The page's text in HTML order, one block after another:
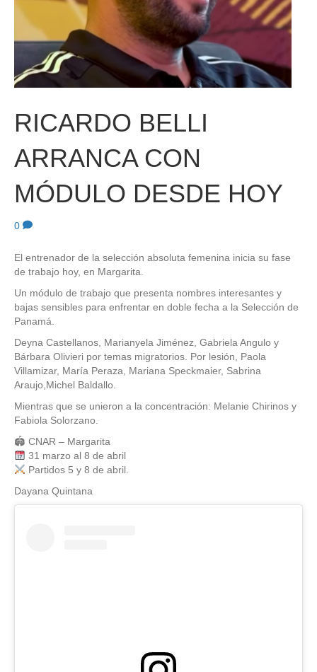
RICARDO BELLI
ARRANCA CON
MÓDULO DESDE HOY
0
El entrenador de la selección absoluta femenina inicia su fase
de trabajo hoy, en Margarita.
Un módulo de trabajo que presenta nombres interesantes y
bajas sensibles para enfrentar en doble fecha a la Selección de
Panamá.
Deyna Castellanos, Marianyela Jiménez, Gabriela Angulo y
Bárbara Olivieri por temas migratorios. Por lesión, Paola
Villamizar, María Peraza, Mariana Speckmaier, Sabrina
Araujo,Michel Baldallo.
Mientras que se unieron a la concentración: Melanie Chirinos y
Fabiola Solorzano.
🏟 CNAR – Margarita
31 marzo al 8 de abril
Partidos 5 y 8 de abril.
Dayana Quintana